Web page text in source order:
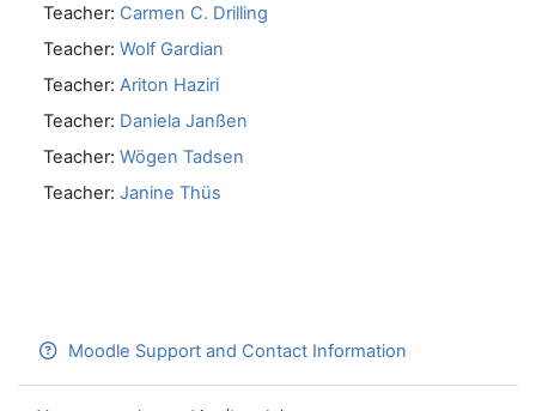
Teacher: Carmen C. Drilling
Teacher: Wolf Gardian
Teacher: Ariton Haziri
Teacher: Daniela Janßen
Teacher: Wögen Tadsen
Teacher: Janine Thüs
Moodle Support and Contact Information